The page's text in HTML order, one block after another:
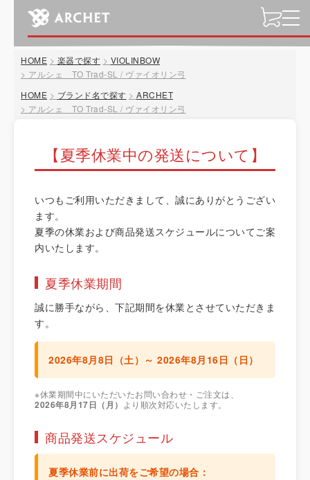
t
o
g
HOME 楽器で探す
VIOLINBOW
アルシェ TO Trad-SL / ヴァイオリン弓
HOME
ブランド名で探す
ARCHET
アルシェ TO Trad-SL / ヴァイオリン弓
【夏季休業中の発送について】
いつもご利用いただきまして、誠にありがとうござい
ます。
夏季の休業および商品発送スケジュールについてご案
内いたします。
夏季休業期間
誠に勝手ながら、下記期間を休業とさせていただきま
す。
2026年8月8日（土）～ 2026年8月16日（日）
※休業期間中にいただいたお問い合わせ・ご注文は、
2026年8月17日（月） より順次対応いたします。
商品発送スケジュール
夏季休業前に出荷をご希望の場合：